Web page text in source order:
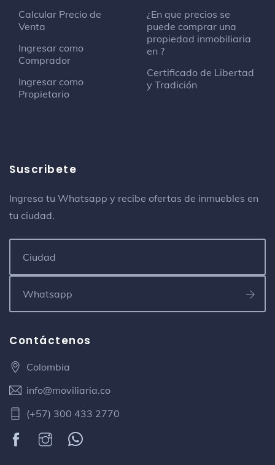
Calcular Precio de
Venta
Ingresar como
Comprador
Ingresar como
Propietario
¿En que precios se
puede comprar una
propiedad inmobiliaria
en ?
Certificado de Libertad
y Tradición
Suscribete
Ingresa tu Whatsapp y recibe ofertas de inmuebles en
tu ciudad.
Contáctenos
Colombia
info@moviliaria.co
(+57) 300 433 2770